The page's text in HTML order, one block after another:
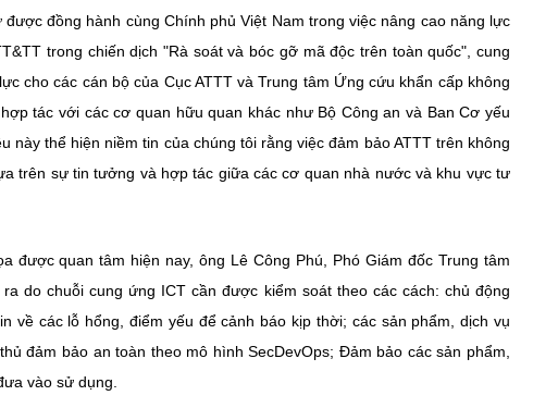
đồng hành cùng Chính phủ Việt Nam trong việc nâng cao năng lực
trong chiến dịch "Rà soát và bóc gỡ mã độc trên toàn quốc", cung
cho các cán bộ của Cục ATTT và Trung tâm Ứng cứu khẩn cấp không
tác với các cơ quan hữu quan khác như Bộ Công an và Ban Cơ yếu
thể hiện niềm tin của chúng tôi rằng việc đảm bảo ATTT trên không
trên sự tin tưởng và hợp tác giữa các cơ quan nhà nước và khu vực tư
được quan tâm hiện nay, ông Lê Công Phú, Phó Giám đốc Trung tâm
do chuỗi cung ứng ICT cần được kiểm soát theo các cách: chủ động
về các lỗ hổng, điểm yếu để cảnh báo kịp thời; các sản phẩm, dịch vụ
đảm bảo an toàn theo mô hình SecDevOps; Đảm bảo các sản phẩm,
vào sử dụng.